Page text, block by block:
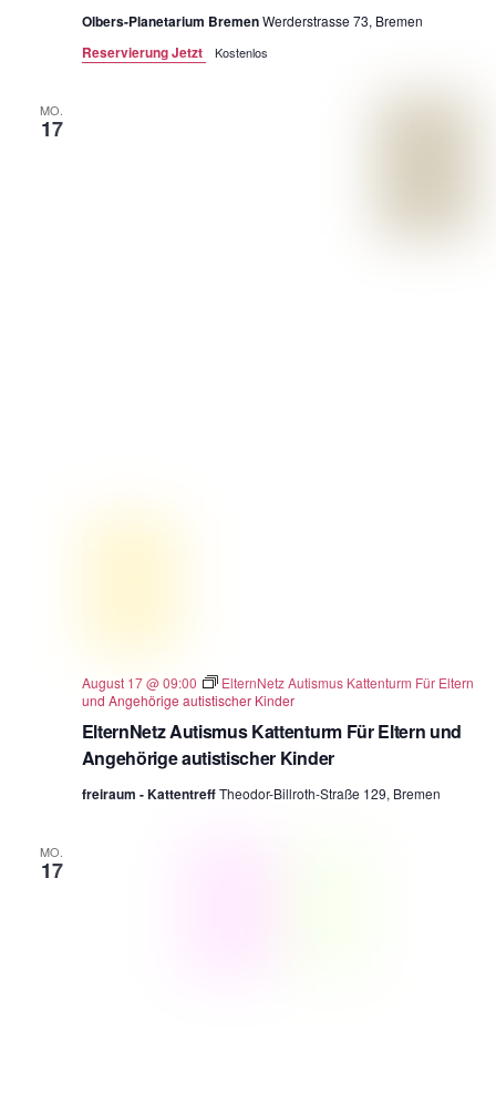
Olbers-Planetarium BremenWerderstrasse 73, Bremen
Reservierung Jetzt Kostenlos
MO.
17
ElternNetz Autismus Kattenturm Für Eltern und
Angehörige autistischer Kinder
August 17 @ 09:00
ElternNetz Autismus Kattenturm Für Eltern
und Angehörige autistischer Kinder
freiraum - KattentreffTheodor-Billroth-Straße 129, Bremen
MO.
17